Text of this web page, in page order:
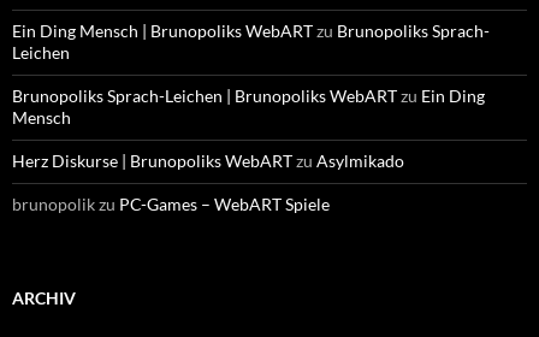
Ein Ding Mensch | Brunopoliks WebARTzu Brunopoliks Sprach-
Leichen
Brunopoliks Sprach-Leichen | Brunopoliks WebARTzu Ein Ding
Mensch
Herz Diskurse | Brunopoliks WebARTzu Asylmikado
brunopolikzu PC-Games – WebART Spiele
ARCHIV